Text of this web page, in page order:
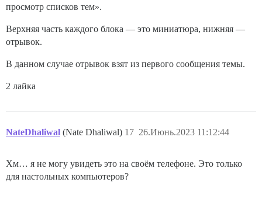
просмотр списков тем».
Верхняя часть каждого блока — это миниатюра, нижняя —
отрывок.
В данном случае отрывок взят из первого сообщения темы.
2 лайка
NateDhaliwal (Nate Dhaliwal) 26.Июнь.2023 11:12:44
17
Хм… я не могу увидеть это на своём телефоне. Это только
для настольных компьютеров?